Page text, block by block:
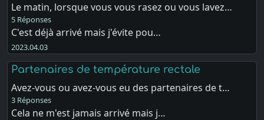
Le matin, lorsque vous vous rasez ou vous lavez…
5 Réponses
C'est déjà arrivé mais j'évite pou…
2023.04.03
Partenaires de température rectale
Avez-vous ou avez-vous eu des partenaires de t…
3 Réponses
Cela ne m'est jamais arrivé mais j…